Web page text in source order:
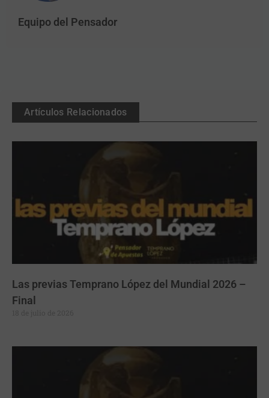
Equipo del Pensador
Artículos Relacionados
Las previas Temprano López del Mundial 2026 –
Final